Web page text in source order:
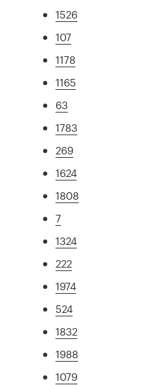
1526
107
1178
1165
63
1783
269
1624
1808
7
1324
222
1974
524
1832
1988
1079